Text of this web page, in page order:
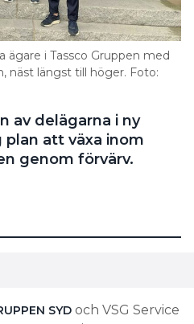
ägare i Tassco Gruppen med
näst längst till höger. Foto:
av delägarna i ny
att växa inom
genom förvärv.
SYD och VSG Service